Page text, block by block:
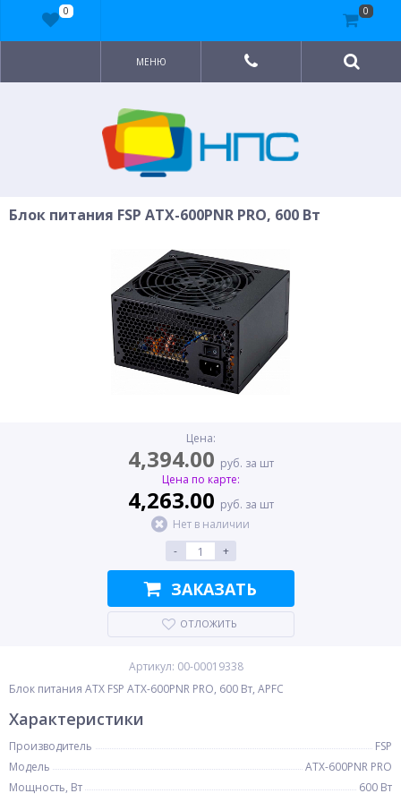
МЕНЮ
Блок питания FSP ATX-600PNR PRO, 600 Вт
Цена:
4,394.00 руб. за шт
Цена по карте:
4,263.00 руб. за шт
Нет в наличии
-
+
ЗАКАЗАТЬ
ОТЛОЖИТЬ
Артикул: 00-00019338
Блок питания ATX FSP ATX-600PNR PRO, 600 Вт, APFC
Характеристики
Производитель
FSP
Модель
ATX-600PNR PRO
Мощность, Вт
600 Вт
0 0